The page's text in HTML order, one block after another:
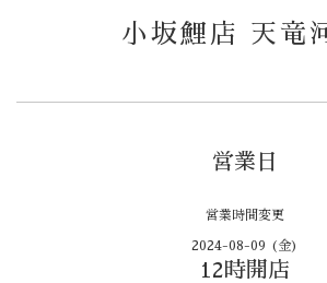
小坂鯉店 天竜
営業日
営業時間変更
2024-08-09 (金)
12時開店